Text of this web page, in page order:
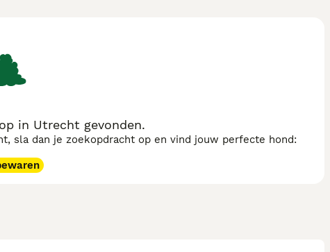
in Utrecht gevonden.
sla dan je zoekopdracht op en vind jouw perfecte hond: